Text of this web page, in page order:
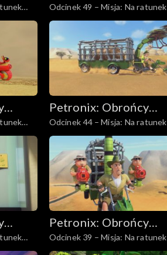
zwierząt
Odcinek 49 – Misja: Na ratunek
leniwcowi
Petronix: Obrońcy
zwierząt
Odcinek 44 – Misja: Na ratunek
nosorożcowi
Petronix: Obrońcy
zwierząt
Odcinek 39 – Misja: Na ratunek
kangurzycy rudej